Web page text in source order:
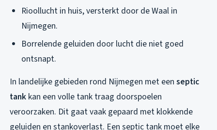
Rioollucht in huis, versterkt door de Waal in
Nijmegen.
Borrelende geluiden door lucht die niet goed
ontsnapt.
In landelijke gebieden rond Nijmegen met een septic
tank kan een volle tank traag doorspoelen
veroorzaken. Dit gaat vaak gepaard met klokkende
geluiden en stankoverlast. Een septic tank moet elke